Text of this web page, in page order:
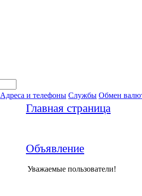
Адреса и телефоны Службы Обмен
Главная страница
Объявление
Уважаемые пользователи!